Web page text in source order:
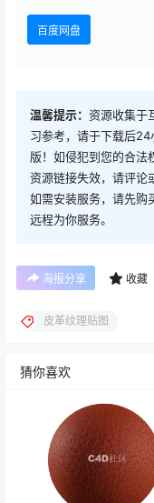
百度网盘
温馨提示： 资源收集于
习参考，请于下载后
版！如侵犯到您的合法
资源链接失效，请评论
如需安装服务，请先购
远程为你服务。
海报分享 收藏
皮革纹理贴图
猜你喜欢